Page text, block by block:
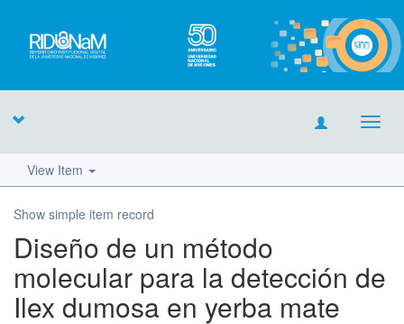
View Item
Show simple item record
Diseño de un método
molecular para la detección de
Ilex dumosa en yerba mate